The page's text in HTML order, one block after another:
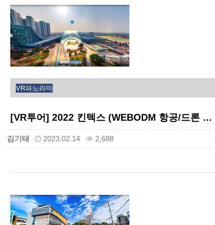
VR파노라마
[VR투어] 2022 킨텍스 (WEBODM 항공/드론 …
김기태 2023.02.14 2,688